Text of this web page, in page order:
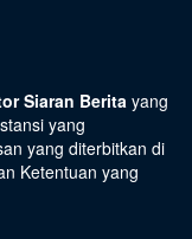
Siaran Berita yang
yang
yang diterbitkan di
Ketentuan yang